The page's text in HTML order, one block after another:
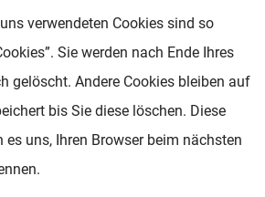
verwendeten Cookies sind so
Sie werden nach Ende Ihres
gelöscht. Andere Cookies bleiben auf
bis Sie diese löschen. Diese
es uns, Ihren Browser beim nächsten